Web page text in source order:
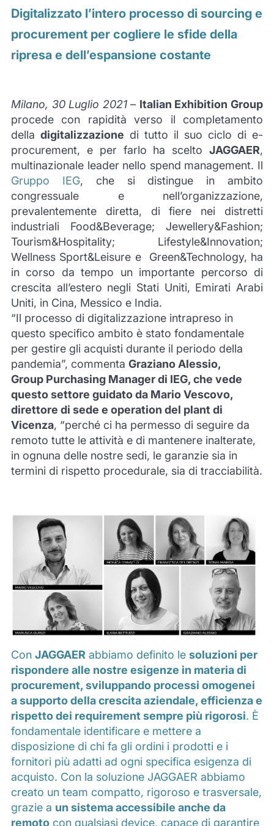
Digitalizzato l’intero processo di sourcing e
procurement per cogliere le sfide della
ripresa e dell’espansione costante
Milano, 30 Luglio 2021– Italian Exhibition Group
procede con rapidità verso il completamento
della digitalizzazione di tutto il suo ciclo di e-
procurement, e per farlo ha sceltoJAGGAER,
multinazionale leader nello spend management. Il
Gruppo IEG, che si distingue in ambito
congressuale e nell’organizzazione,
prevalentemente diretta, di fiere nei distretti
industriali Food&Beverage; Jewellery&Fashion;
Tourism&Hospitality; Lifestyle&Innovation;
Wellness Sport&Leisure e Green&Technology, ha
in corso da tempo un importante percorso di
crescita all’estero negli Stati Uniti, Emirati Arabi
Uniti, in Cina, Messico e India.
“Il processo di digitalizzazione intrapreso in
questo specifico ambito è stato fondamentale
per gestire gli acquisti durante il periodo della
pandemia”, commenta Graziano Alessio,
Group Purchasing Manager di IEG, che vede
questo settore guidato da Mario Vescovo,
direttore di sede e operation del plant di
Vicenza, “perché ci ha permesso di seguire da
remoto tutte le attività e di mantenere inalterate,
in ognuna delle nostre sedi, le garanzie sia in
termini di rispetto procedurale, sia di tracciabilità.
Con JAGGAER abbiamo definito le soluzioni per
rispondere alle nostre esigenze in materia di
procurement, sviluppando processi omogenei
a supporto della crescita aziendale, efficienza e
rispetto dei requirement sempre più rigorosi. È
fondamentale identificare e mettere a
disposizione di chi fa gli ordini i prodotti e i
fornitori più adatti ad ogni specifica esigenza di
acquisto. Con la soluzione JAGGAER abbiamo
creato un team compatto, rigoroso e trasversale,
grazie a un sistema accessibile anche da
remotocon qualsiasi device, capace di garantire